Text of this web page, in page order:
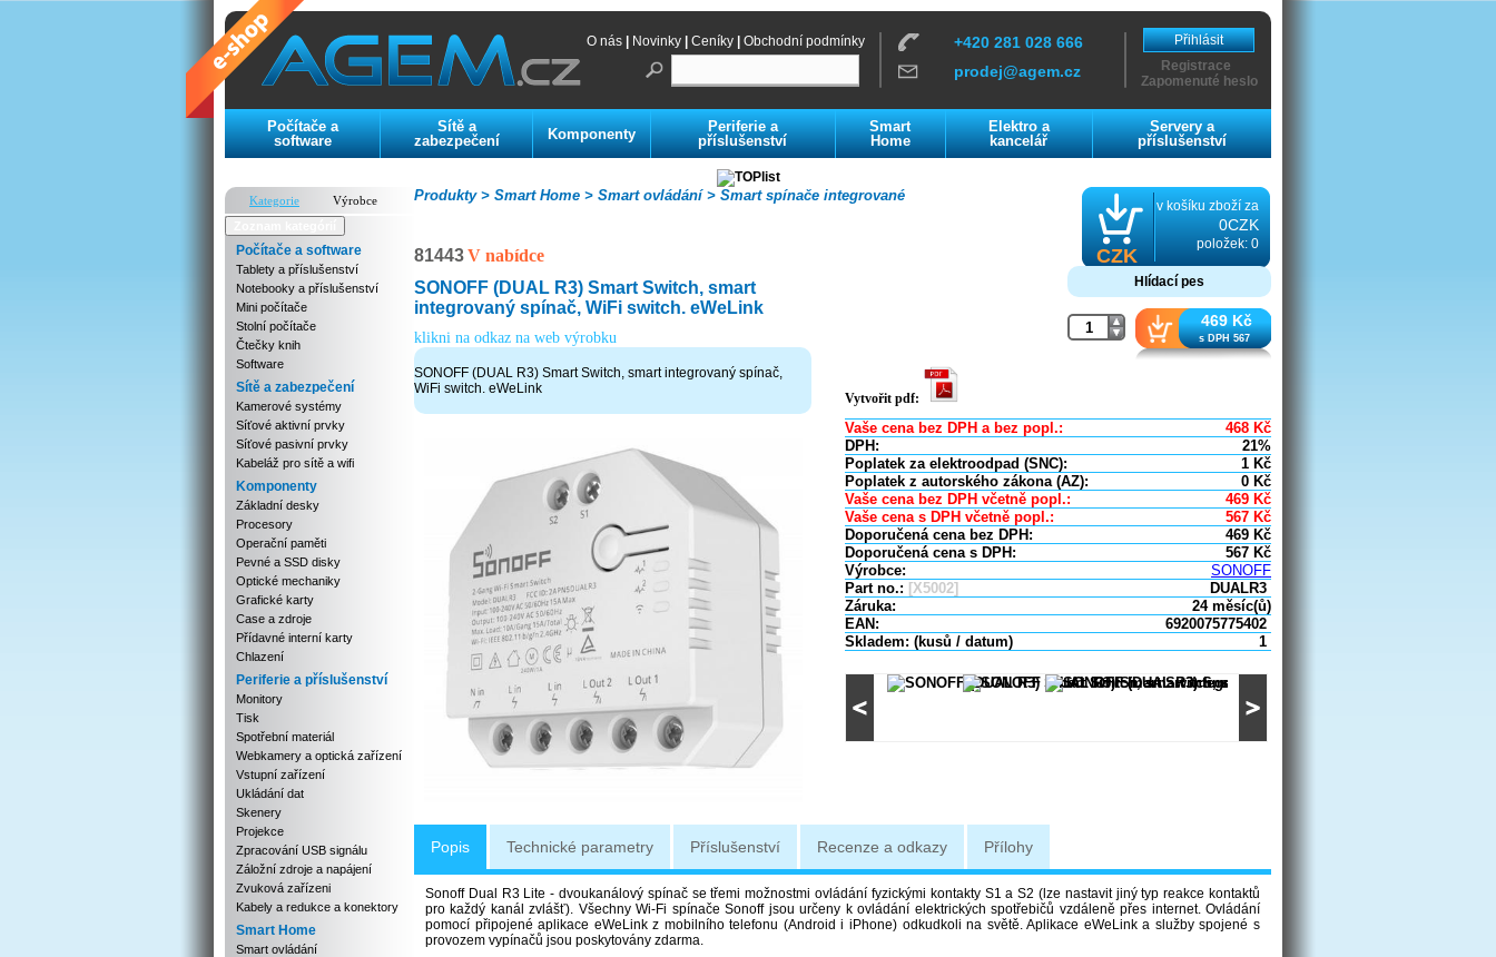
O nás Novinky Ceníky Obchodní podmínky
+420 281 028 666
prodej@agem.cz
Přihlásit
Registrace
Zapomenuté heslo
Počítače a
software
Sítě a
zabezpečení
Komponenty
Periferie a
příslušenství
Smart
Home
Elektro a
kancelář
Servery a
příslušenství
Kategorie
Výrobce
Počítače a software
Tablety a příslušenství
Notebooky a příslušenství
Mini počítače
Stolní počítače
Čtečky knih
Software
Sítě a zabezpečení
Kamerové systémy
Síťové aktivní prvky
Síťové pasivní prvky
Kabeláž pro sítě a wifi
Komponenty
Základní desky
Procesory
Operační paměti
Pevné a SSD disky
Optické mechaniky
Grafické karty
Case a zdroje
Přídavné interní karty
Chlazení
Periferie a příslušenství
Monitory
Tisk
Spotřební materiál
Webkamery a optická zařízení
Vstupní zařízení
Ukládání dat
Skenery
Projekce
Zpracování USB signálu
Záložní zdroje a napájení
Zvuková zařízeni
Kabely a redukce a konektory
Smart Home
Smart ovládání
Smart spínače integrované
Smart ovládání >
Smart Home >
Produkty >
CZK
v košíku zboží za
0CZK
položek: 0
81443V nabídce
SONOFF (DUAL R3) Smart Switch, smart
integrovaný spínač, WiFi switch. eWeLink
klikni na odkaz na web výrobku
SONOFF (DUAL R3) Smart Switch, smart integrovaný spínač,
WiFi switch. eWeLink
Hlídací pes
469 Kč
s DPH 567
Vytvořit pdf:
Vaše cena bez DPH a bez popl.: 468 Kč
DPH:
21%
Poplatek za elektroodpad (SNC):
1 Kč
Poplatek z autorského zákona (AZ):
0 Kč
Vaše cena bez DPH včetně popl.:
469 Kč
Vaše cena s DPH včetně popl.:
567 Kč
Doporučená cena bez DPH:
469 Kč
Doporučená cena s DPH:
567 Kč
Výrobce:
SONOFF
Part no.: [X5002]
DUALR3
Záruka:
24 měsíc(ů)
EAN:
6920075775402
Skladem: (kusů / datum)
1
Popis Technické parametry Příslušenství Recenze a odkazy Přílohy
Sonoff Dual R3 Lite - dvoukanálový spínač se třemi možnostmi ovládání fyzickými kontakty S1 a S2 (lze nastavit jiný typ reakce kontaktů
pro každý kanál zvlášť). Všechny Wi-Fi spínače Sonoff jsou určeny k ovládání elektrických spotřebičů vzdáleně přes internet. Ovládání
pomocí připojené aplikace eWeLink z mobilního telefonu (Android i iPhone) odkudkoli na světě. Aplikace eWeLink a služby spojené s
provozem vypínačů jsou poskytovány zdarma.